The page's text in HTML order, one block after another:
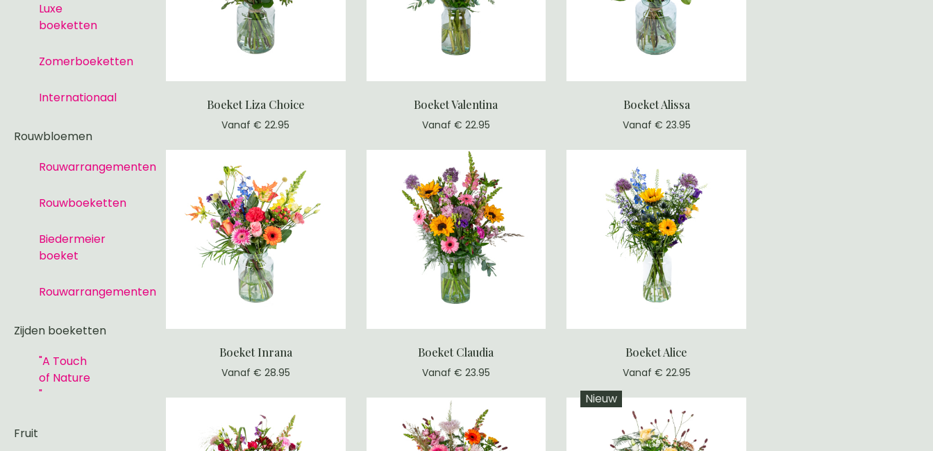
Luxe
boeketten
Zomerboeketten
Internationaal
Rouwbloemen
Rouwarrangementen
Rouwboeketten
Biedermeier
boeket
Rouwarrangementen
Zijden boeketten
"A Touch
of Nature
"
Fruit
Boeket Liza Choice
Vanaf € 22.95
Boeket Valentina
Vanaf € 22.95
Boeket Alissa
Vanaf € 23.95
Boeket Inrana
Vanaf € 28.95
Boeket Claudia
Vanaf € 23.95
Boeket Alice
Vanaf € 22.95
Nieuw